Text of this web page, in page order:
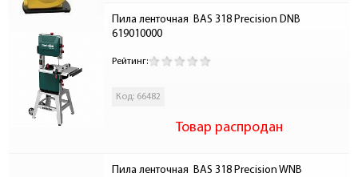
Пила ленточная  BAS 318 Precision DNB
619010000
Рейтинг:
Код: 66482
Товар распродан
Пила ленточная  BAS 318 Precision WNB